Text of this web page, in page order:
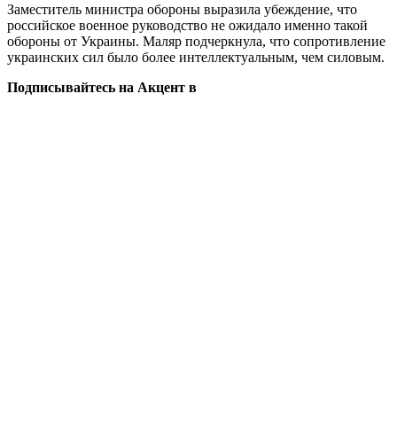
Заместитель министра обороны выразила убеждение, что
российское военное руководство не ожидало именно такой
обороны от Украины. Маляр подчеркнула, что сопротивление
украинских сил было более интеллектуальным, чем силовым.
Подписывайтесь на Акцент в